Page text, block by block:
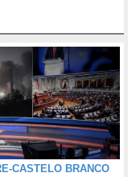
CASTELO BRANCO